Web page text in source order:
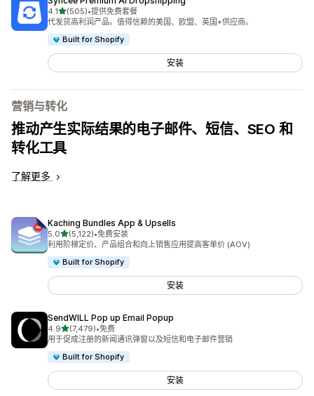
4.1星（满分 5 星）
(505)
总共 505 条评论
•提供免费套餐
代发货高利润产品。值得信赖的美国、欧盟、英国+供应商。
Built for Shopify
安装
营销与转化
推动产生实际结果的电子邮件、短信、SEO 和
转化工具
了解更多
Kaching Bundles App & Upsells
5.0星（满分 5 星）
(5,122)
总共 5122 条评论
•免费安装
利用阶梯定价、产品组合和向上销售应用提高客单价 (AOV)
Built for Shopify
安装
SendWILL Pop up Email Popup
4.9星（满分 5 星）
(7,479)
总共 7479 条评论
•免费
用于促成注册的新闻通讯弹窗以及短信和电子邮件营销
Built for Shopify
安装